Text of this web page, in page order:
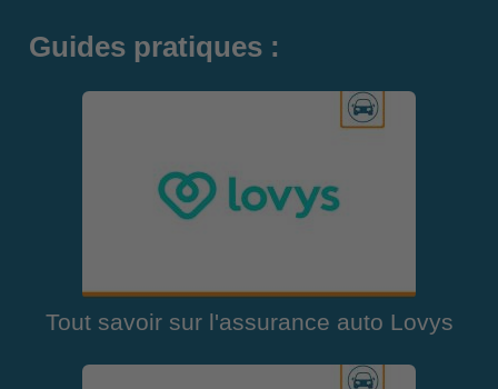
Guides pratiques :
Tout savoir sur l'assurance auto Lovys